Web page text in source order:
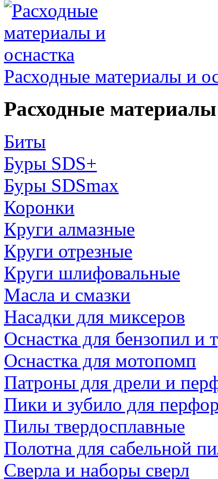
Расходные материалы и
Расходные
Биты
Буры SDS+
Буры SDSmax
Коронки
Круги алмазные
Круги отрезные
Круги шлифовальные
Масла и смазки
Насадки для миксеров
Оснастка для бензопил и
Оснастка для мотопомп
Патроны для дрели и
Пики и зубило для
Пилы твердосплавные
Полотна для сабельной
Сверла и наборы сверл